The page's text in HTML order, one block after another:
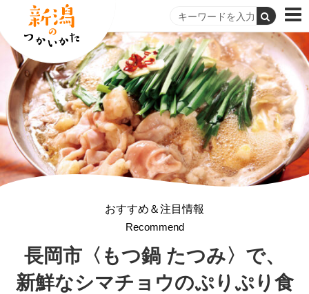
おすすめ＆注目情報
Recommend
長岡市〈もつ鍋 たつみ〉で、
新鮮なシマチョウのぷりぷり食